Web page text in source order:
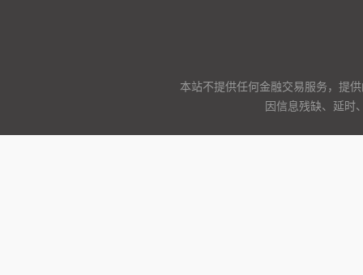
本站不提供任何金融交易服务，提
因信息残缺、延时